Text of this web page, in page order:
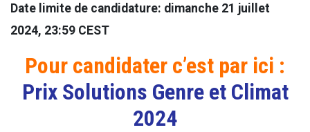
Date limite de candidature: dimanche 21 juillet
2024, 23:59 CEST
Pour candidater c’est par ici :
Prix Solutions Genre et Climat
2024